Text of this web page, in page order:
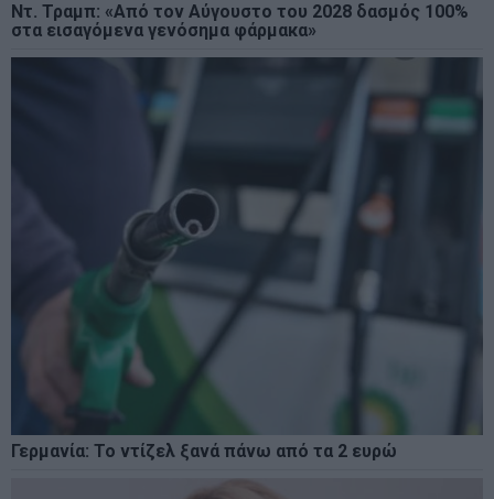
Ντ. Τραμπ: «Από τον Αύγουστο του 2028 δασμός 100%
στα εισαγόμενα γενόσημα φάρμακα»
Γερμανία: Το ντίζελ ξανά πάνω από τα 2 ευρώ